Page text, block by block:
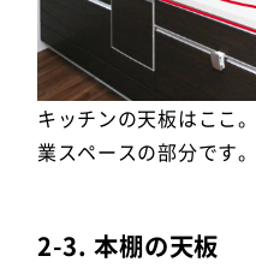
キッチンの天板はここ
業スペースの部分です。
2-3. 本棚の天板